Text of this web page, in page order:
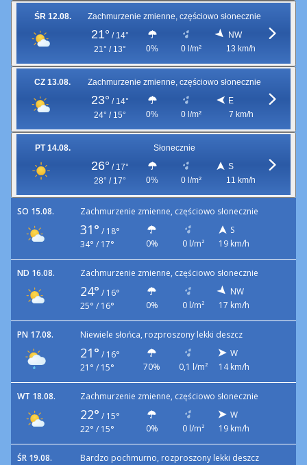
ŚR 12.08. Zachmurzenie zmienne, częściowo słonecznie
21° / 14°
21° / 13°
0% 0 l/m²
NW
13 km/h
CZ 13.08. Zachmurzenie zmienne, częściowo słonecznie
23° / 14°
24° / 15°
0% 0 l/m²
E
7 km/h
PT 14.08. Słonecznie
26° / 17°
28° / 17°
0% 0 l/m²
S
11 km/h
SO 15.08. Zachmurzenie zmienne, częściowo słonecznie
31° / 18°
34° / 17°
0% 0 l/m²
S
19 km/h
ND 16.08. Zachmurzenie zmienne, częściowo słonecznie
24° / 16°
25° / 16°
0% 0 l/m²
NW
17 km/h
PN 17.08. Niewiele słońca, rozproszony lekki deszcz
21° / 16°
21° / 15°
70% 0,1 l/m²
W
14 km/h
WT 18.08. Zachmurzenie zmienne, częściowo słonecznie
22° / 15°
22° / 15°
0% 0 l/m²
W
19 km/h
ŚR 19.08. Bardzo pochmurno, rozproszony lekki deszcz